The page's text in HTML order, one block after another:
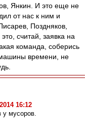
Янкин. И это еще не
от нас к ним и
Поздняков,
считай, заявка на
команда, соберись
времени, не
16:12
у мусоров.